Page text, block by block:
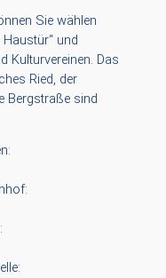
Sie wählen
und
Kulturvereinen. Das
Ried, der
Bergstraße sind